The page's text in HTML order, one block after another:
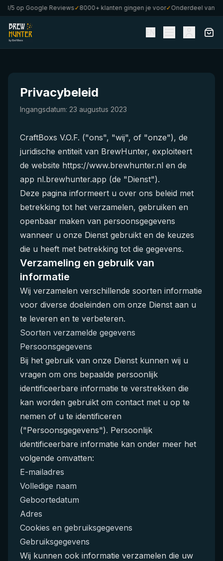
Google Reviews✓8000+ klanten gingen je voor✓ Onderdeel van
Privacybeleid
Ingangsdatum: 23 augustus 2023
CraftBoxs V.O.F. ("ons", "wij", of "onze"), de
juridische entiteit van BrewHunter, exploiteert
de website https://www.brewhunter.nl en de
app nl.brewhunter.app (de "Dienst").
Deze pagina informeert u over ons beleid met
betrekking tot het verzamelen, gebruiken en
openbaar maken van persoonsgegevens
wanneer u onze Dienst gebruikt en de keuzes
die u heeft met betrekking tot die gegevens.
Verzameling en gebruik van
informatie
Wij verzamelen verschillende soorten informatie
voor diverse doeleinden om onze Dienst aan u
te leveren en te verbeteren.
Soorten verzamelde gegevens
Persoonsgegevens
Bij het gebruik van onze Dienst kunnen wij u
vragen om ons bepaalde persoonlijk
identificeerbare informatie te verstrekken die
kan worden gebruikt om contact met u op te
nemen of u te identificeren
("Persoonsgegevens"). Persoonlijk
identificeerbare informatie kan onder meer het
volgende omvatten:
E-mailadres
Volledige naam
Geboortedatum
Adres
Cookies en gebruiksgegevens
Gebruiksgegevens
Wij kunnen ook informatie verzamelen die uw